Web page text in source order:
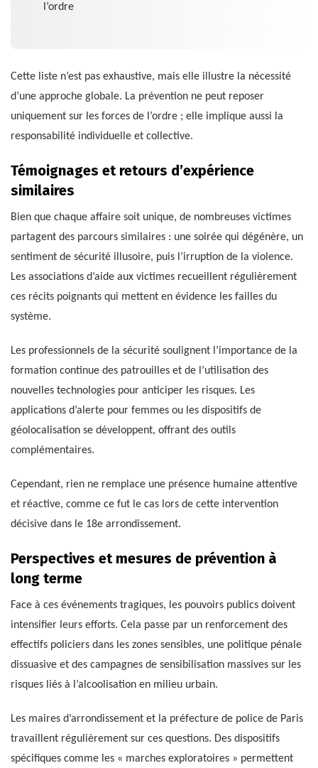
l’ordre
Cette liste n’est pas exhaustive, mais elle illustre la nécessité
d’une approche globale. La prévention ne peut reposer
uniquement sur les forces de l’ordre ; elle implique aussi la
responsabilité individuelle et collective.
Témoignages et retours d’expérience
similaires
Bien que chaque affaire soit unique, de nombreuses victimes
partagent des parcours similaires : une soirée qui dégénère, un
sentiment de sécurité illusoire, puis l’irruption de la violence.
Les associations d’aide aux victimes recueillent régulièrement
ces récits poignants qui mettent en évidence les failles du
système.
Les professionnels de la sécurité soulignent l’importance de la
formation continue des patrouilles et de l’utilisation des
nouvelles technologies pour anticiper les risques. Les
applications d’alerte pour femmes ou les dispositifs de
géolocalisation se développent, offrant des outils
complémentaires.
Cependant, rien ne remplace une présence humaine attentive
et réactive, comme ce fut le cas lors de cette intervention
décisive dans le 18e arrondissement.
Perspectives et mesures de prévention à
long terme
Face à ces événements tragiques, les pouvoirs publics doivent
intensifier leurs efforts. Cela passe par un renforcement des
effectifs policiers dans les zones sensibles, une politique pénale
dissuasive et des campagnes de sensibilisation massives sur les
risques liés à l’alcoolisation en milieu urbain.
Les maires d’arrondissement et la préfecture de police de Paris
travaillent régulièrement sur ces questions. Des dispositifs
spécifiques comme les « marches exploratoires » permettent